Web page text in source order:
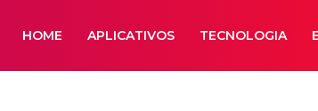
HOME APLICATIVOS TECNOLOGIA